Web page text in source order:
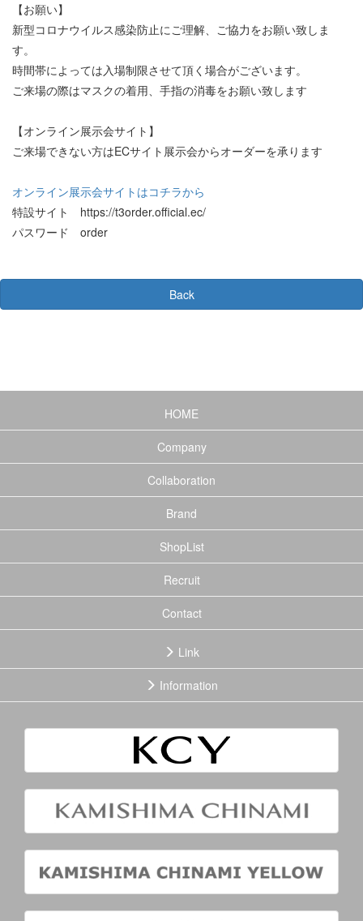
【お願い】
新型コロナウイルス感染防止にご理解、ご協力をお願い致しま
す。
時間帯によっては入場制限させて頂く場合がございます。
ご来場の際はマスクの着用、手指の消毒をお願い致します
【オンライン展示会サイト】
ご来場できない方はECサイト展示会からオーダーを承ります
オンライン展示会サイトはコチラから
特設サイト https://t3order.official.ec/
パスワード order
HOME(current)
Company
Collaboration
Brand
ShopList
Recruit
Contact
Link
Information